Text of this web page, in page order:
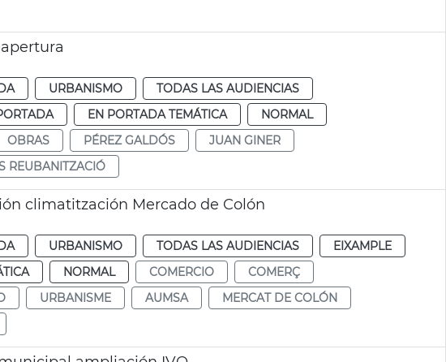
URBANISMO
TODAS LAS AUDIENCIAS
EN PORTADA TEMÁTICA
NORMAL
OBRAS PÉREZ GALDÓS
JUAN GINER
REUBANITZACIÓ
climatitzación Mercado de Colón
URBANISMO TODAS LAS AUDIENCIAS
EIXAMPLE
NORMAL COMERCIO
COMERÇ
URBANISME AUMSA
MERCAT DE COLÓN